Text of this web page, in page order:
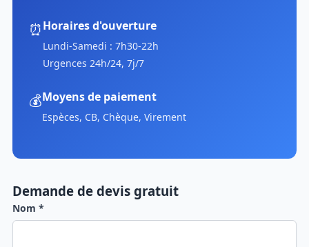
⏰Horaires d'ouverture
Lundi-Samedi : 7h30-22h
Urgences 24h/24, 7j/7
💰Moyens de paiement
Espèces, CB, Chèque, Virement
Demande de devis gratuit
Nom *